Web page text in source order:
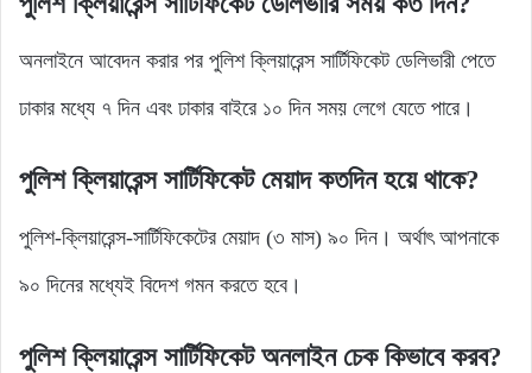
অনলাইনে আবেদন করার পর পুলিশ ক্লিয়ারেন্স সার্টিফিকেট ডেলিভারী পেতে
ঢাকার মধ্যে ৭ দিন এবং ঢাকার বাইরে ১০ দিন সময় লেগে যেতে পারে।
পুলিশ ক্লিয়ারেন্স সার্টিফিকেট মেয়াদ কতদিন হয়ে থাকে?
পুলিশ-ক্লিয়ারেন্স-সার্টিফিকেটের মেয়াদ (৩ মাস) ৯০ দিন। অর্থাৎ আপনাকে
৯০ দিনের মধ্যেই বিদেশ গমন করতে হবে।
পুলিশ ক্লিয়ারেন্স সার্টিফিকেট অনলাইন চেক কিভাবে করব?